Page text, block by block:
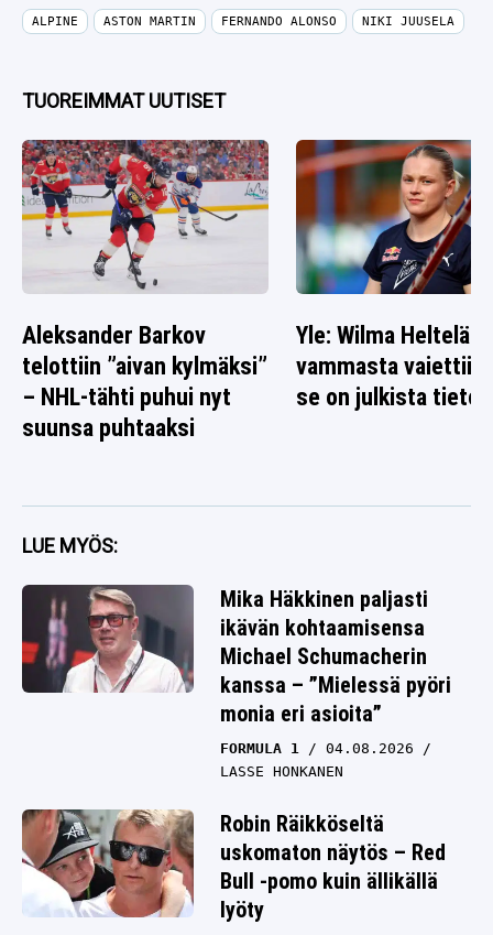
ALPINE ASTON MARTIN FERNANDO ALONSO NIKI JUUSELA
TUOREIMMAT UUTISET
Aleksander Barkov
telottiin ”aivan kylmäksi”
– NHL-tähti puhui nyt
suunsa puhtaaksi
Yle: Wilma Heltelän
vammasta vaiettiin
se on julkista tietoa
LUE MYÖS:
Mika Häkkinen paljasti
ikävän kohtaamisensa
Michael Schumacherin
kanssa – ”Mielessä pyöri
monia eri asioita”
FORMULA 1
04.08.2026
LASSE HONKANEN
Robin Räikköseltä
uskomaton näytös – Red
Bull -pomo kuin ällikällä
lyöty